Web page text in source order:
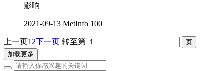
影响
2021-09-13 MetInfo 100
上一页1 2下一页 转至第
加载更多